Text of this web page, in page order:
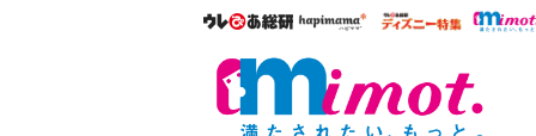
ウレぴあ総研ハピママ*
ウレぴ